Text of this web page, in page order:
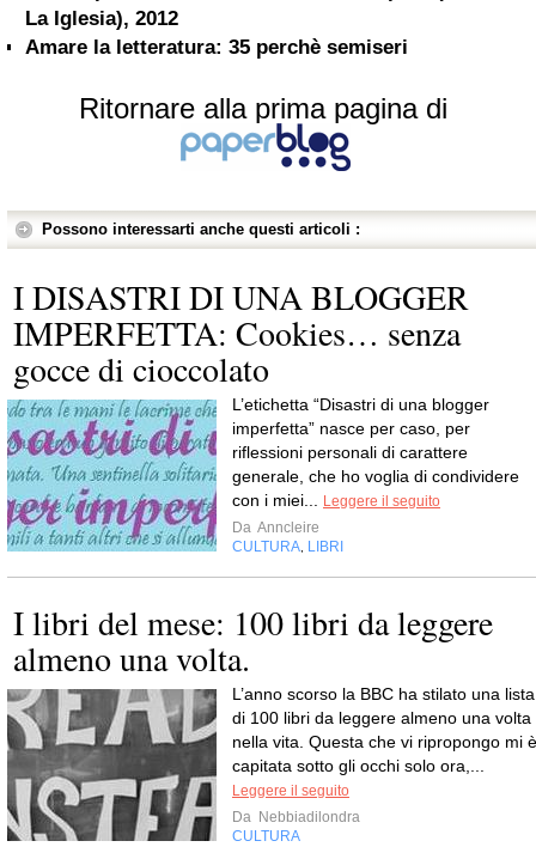
La Iglesia), 2012
Amare la letteratura: 35 perchè semiseri
Ritornare alla prima pagina di
Possono interessarti anche questi articoli :
I DISASTRI DI UNA BLOGGER
IMPERFETTA: Cookies… senza
gocce di cioccolato
L’etichetta “Disastri di una blogger
imperfetta” nasce per caso, per
riflessioni personali di carattere
generale, che ho voglia di condividere
con i miei... Leggere il seguito
Da Anncleire
CULTURA, LIBRI
I libri del mese: 100 libri da leggere
almeno una volta.
L’anno scorso la BBC ha stilato una lista
di 100 libri da leggere almeno una volta
nella vita. Questa che vi ripropongo mi è
capitata sotto gli occhi solo ora,...
Leggere il seguito
Da Nebbiadilondra
CULTURA